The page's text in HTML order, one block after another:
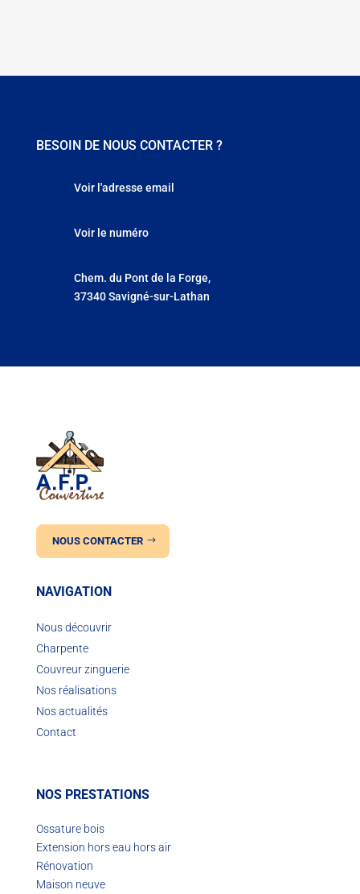
BESOIN DE NOUS CONTACTER ?
Voir l'adresse email
Voir le numéro
Chem. du Pont de la Forge,
37340 Savigné-sur-Lathan
NOUS CONTACTER
NAVIGATION
Nous découvrir
Charpente
Couvreur zinguerie
Nos réalisations
Nos actualités
Contact
NOS PRESTATIONS
Ossature bois
Extension hors eau hors air
Rénovation
Maison neuve